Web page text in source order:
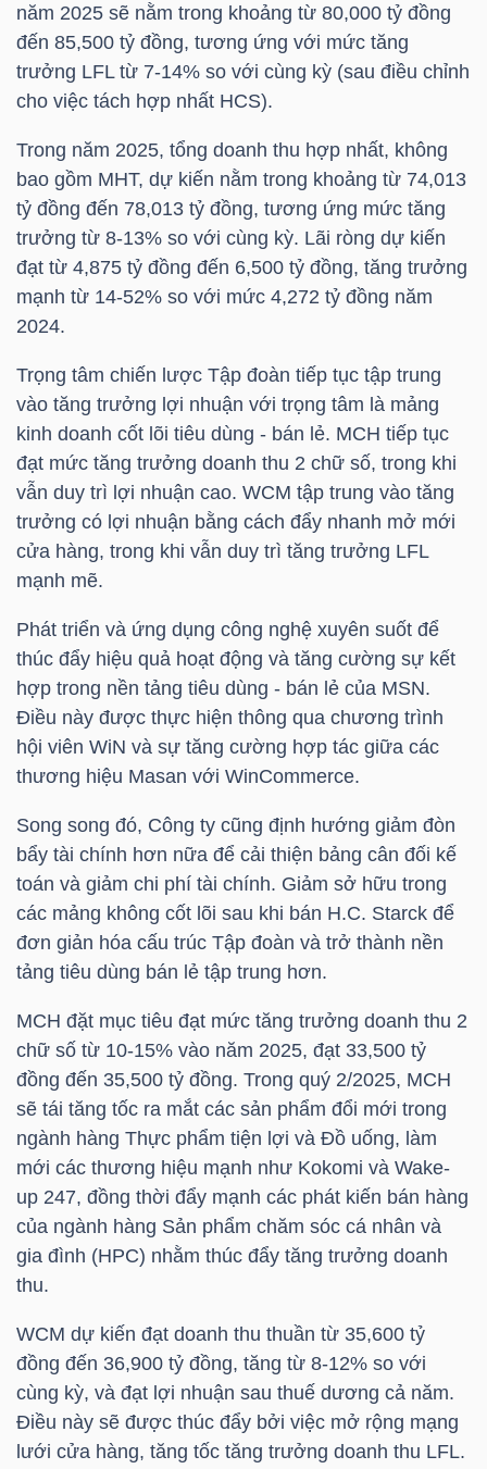
năm 2025 sẽ nằm trong khoảng từ 80,000 tỷ đồng
đến 85,500 tỷ đồng, tương ứng với mức tăng
trưởng LFL từ 7-14% so với cùng kỳ (sau điều chỉnh
cho việc tách hợp nhất HCS).
Trong năm 2025, tổng doanh thu hợp nhất, không
bao gồm MHT, dự kiến ​​nằm trong khoảng từ 74,013
tỷ đồng đến 78,013 tỷ đồng, tương ứng mức tăng
trưởng từ 8-13% so với cùng kỳ. Lãi ròng dự kiến ​​
đạt từ 4,875 tỷ đồng đến 6,500 tỷ đồng, tăng trưởng
mạnh từ 14-52% so với mức 4,272 tỷ đồng năm
2024.
Trọng tâm chiến lược Tập đoàn tiếp tục tập trung
vào tăng trưởng lợi nhuận với trọng tâm là mảng
kinh doanh cốt lõi tiêu dùng - bán lẻ. MCH tiếp tục
đạt mức tăng trưởng doanh thu 2 chữ số, trong khi
vẫn duy trì lợi nhuận cao. WCM tập trung vào tăng
trưởng có lợi nhuận bằng cách đẩy nhanh mở mới
cửa hàng, trong khi vẫn duy trì tăng trưởng LFL
mạnh mẽ.
Phát triển và ứng dụng công nghệ xuyên suốt để
thúc đẩy hiệu quả hoạt động và tăng cường sự kết
hợp trong nền tảng tiêu dùng - bán lẻ của MSN.
Điều này được thực hiện thông qua chương trình
hội viên WiN và sự tăng cường hợp tác giữa các
thương hiệu Masan với WinCommerce.
Song song đó, Công ty cũng định hướng giảm đòn
bẩy tài chính hơn nữa để cải thiện bảng cân đối kế
toán và giảm chi phí tài chính. Giảm sở hữu trong
các mảng không cốt lõi sau khi bán H.C. Starck để
đơn giản hóa cấu trúc Tập đoàn và trở thành nền
tảng tiêu dùng bán lẻ tập trung hơn.
MCH đặt mục tiêu đạt mức tăng trưởng doanh thu 2
chữ số từ 10-15% vào năm 2025, đạt 33,500 tỷ
đồng đến 35,500 tỷ đồng. Trong quý 2/2025, MCH
sẽ tái tăng tốc ra mắt các sản phẩm đổi mới trong
ngành hàng Thực phẩm tiện lợi và Đồ uống, làm
mới các thương hiệu mạnh như Kokomi và Wake-
up 247, đồng thời đẩy mạnh các phát kiến bán hàng
của ngành hàng Sản phẩm chăm sóc cá nhân và
gia đình (HPC) nhằm thúc đẩy tăng trưởng doanh
thu.
WCM dự kiến ​​đạt doanh thu thuần từ 35,600 tỷ
đồng đến 36,900 tỷ đồng, tăng từ 8-12% so với
cùng kỳ, và đạt lợi nhuận sau thuế dương cả năm.
Điều này sẽ được thúc đẩy bởi việc mở rộng mạng
lưới cửa hàng, tăng tốc tăng trưởng doanh thu LFL.
YẾU
TIÊU
DÙNG
THIẾT
YẾU
CHĂM
SÓC
SỨC
KHỎE
TÀI
CHÍNH
CÔNG
NGHỆ
TIN
DỊCH
TRUYỀN
THÔNG
TIỆN
ÍCH
BẤT
ĐỘNG
SẢN